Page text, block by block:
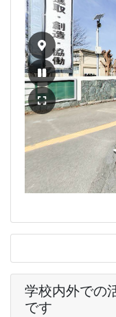
学校内外での
です